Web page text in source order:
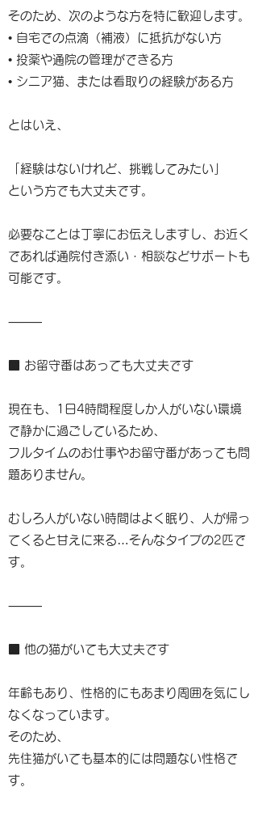
そのため、次のような方を特に歓迎します。
• 自宅での点滴（補液）に抵抗がない方
• 投薬や通院の管理ができる方
• シニア猫、または看取りの経験がある方
とはいえ、
「経験はないけれど、挑戦してみたい」
という方でも大丈夫です。
必要なことは丁寧にお伝えしますし、お近く
であれば通院付き添い・相談などサポートも
可能です。
⸻
■ お留守番はあっても大丈夫です
現在も、1日4時間程度しか人がいない環境
で静かに過ごしているため、
フルタイムのお仕事やお留守番があっても問
題ありません。
むしろ人がいない時間はよく眠り、人が帰っ
てくると甘えに来る…そんなタイプの2匹で
す。
⸻
■ 他の猫がいても大丈夫です
年齢もあり、性格的にもあまり周囲を気にし
なくなっています。
そのため、
先住猫がいても基本的には問題ない性格で
す。